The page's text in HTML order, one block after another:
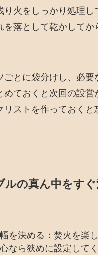
り火をしっかり処理し
を落として乾かしてか
ごとに袋分けし、必要
めておくと次回の設営
リストを作っておくと
ルの真ん中をす
を決める：焚火を楽
なら狭めに設定して